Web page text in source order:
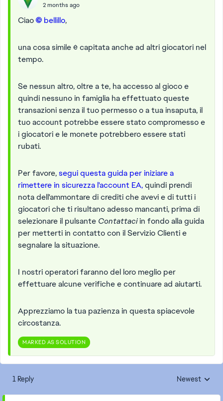
2 months ago
Ciao bellillo​,
una cosa simile è capitata anche ad altri giocatori nel
tempo.
Se nessun altro, oltre a te, ha accesso al gioco e
quindi nessuno in famiglia ha effettuato queste
transazioni senza il tuo permesso o a tua insaputa, il
tuo account potrebbe essere stato compromesso e
i giocatori e le monete potrebbero essere stati
rubati.
Per favore,segui questa guida per iniziare a
rimettere in sicurezza l'account EA,quindi prendi
nota dell'ammontare di crediti che avevi e di tutti i
giocatori che ti risultano adesso mancanti, prima di
selezionare il pulsante Contattaciin fondo alla guida
per metterti in contatto con il Servizio Clienti e
segnalare la situazione.
I nostri operatori faranno del loro meglio per
effettuare alcune verifiche e continuare ad aiutarti.
Apprezziamo la tua pazienza in questa spiacevole
circostanza.
MARKED AS SOLUTION
1 Reply Replies sorted
Newest